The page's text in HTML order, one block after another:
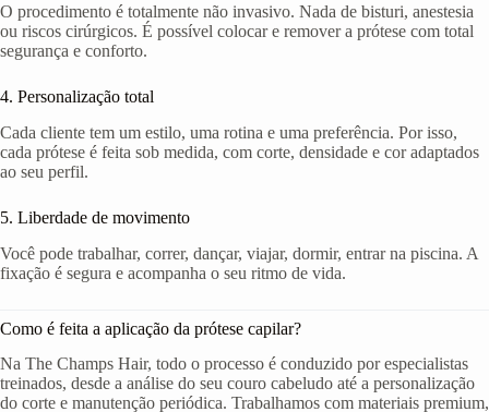
O procedimento é totalmente não invasivo. Nada de bisturi, anestesia
ou riscos cirúrgicos. É possível colocar e remover a prótese com total
segurança e conforto.
4. Personalização total
Cada cliente tem um estilo, uma rotina e uma preferência. Por isso,
cada prótese é feita sob medida, com corte, densidade e cor adaptados
ao seu perfil.
5. Liberdade de movimento
Você pode trabalhar, correr, dançar, viajar, dormir, entrar na piscina. A
fixação é segura e acompanha o seu ritmo de vida.
Como é feita a aplicação da prótese capilar?
Na The Champs Hair, todo o processo é conduzido por especialistas
treinados, desde a análise do seu couro cabeludo até a personalização
do corte e manutenção periódica. Trabalhamos com materiais premium,